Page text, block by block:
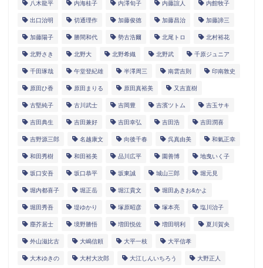
八木龍平 内海桂子 内澤旬子 内藤誼人 内館牧子
出口治明 切通理作 加藤俊徳 加藤昌治 加藤諦三
加藤陽子 勝間和代 勢古浩爾 北尾トロ 北村裕花
北野さき 北野大 北野希織 北野武 千原ジュニア
千田琢哉 午堂登紀雄 半澤周三 南雲吉則 印南敦史
原田ひ香 原田まりる 原田真裕美 又吉直樹
古堅純子 古川武士 吉岡豊 吉濱ツトム 吉玉サキ
吉田典生 吉田兼好 吉田幸弘 吉田浩 吉田潤喜
吉野源三郎 名越康文 向後千春 呉真由美 和氣正幸
和田秀樹 和田裕美 品川広平 園善博 地曳いく子
坂口安吾 坂口恭平 坂東誠 城山三郎 堀元見
堀内都喜子 堀正岳 堀江貴文 堀田あきお&かよ
堀田秀吾 堤ゆかり 塚原昭彦 塚本亮 塩川治子
塵芥居士 境野勝悟 増田悦佐 増田明利 夏川賀央
外山滋比古 大嶋信頼 大平一枝 大平信孝
大木ゆきの 大村大次郎 大江しんいちろう 大野正人